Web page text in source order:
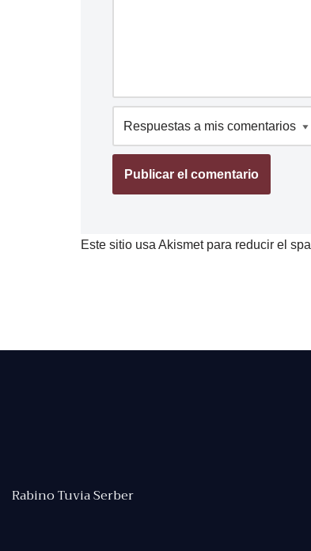
Este sitio usa Akismet para reducir el
Rabino Tuvia Serber